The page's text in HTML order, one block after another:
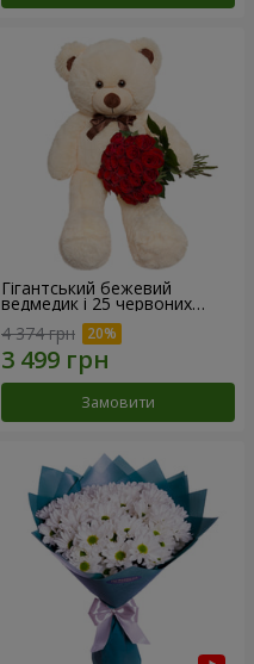
Гігантський бежевий
ведмедик і 25 червоних
троянд
4 374 грн
Замовити